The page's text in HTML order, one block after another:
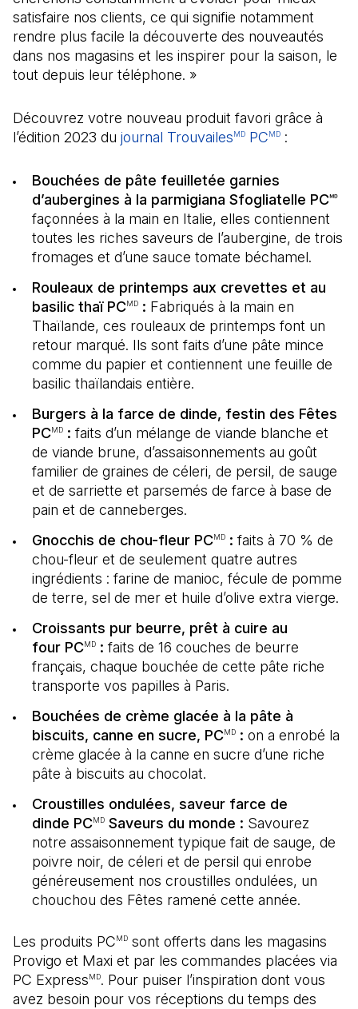
satisfaire nos clients, ce qui signifie notamment
rendre plus facile la découverte des nouveautés
dans nos magasins et les inspirer pour la saison, le
tout depuis leur téléphone. »
Découvrez votre nouveau produit favori grâce à
l’édition 2023 du journal TrouvailesMD PCMD (Il s'ouvre
:
Bouchées de pâte feuilletée garnies
d’aubergines à la parmigiana Sfogliatelle PC🅫
façonnées à la main en Italie, elles contiennent
toutes les riches saveurs de l’aubergine, de trois
fromages et d’une sauce tomate béchamel.
Rouleaux de printemps aux crevettes et au
basilic thaï PCMD : Fabriqués à la main en
Thaïlande, ces rouleaux de printemps font un
retour marqué. Ils sont faits d’une pâte mince
comme du papier et contiennent une feuille de
basilic thaïlandais entière.
Burgers à la farce de dinde, festin des Fêtes
PCMD : faits d’un mélange de viande blanche et
de viande brune, d’assaisonnements au goût
familier de graines de céleri, de persil, de sauge
et de sarriette et parsemés de farce à base de
pain et de canneberges.
Gnocchis de chou-fleur PCMD : faits à 70 % de
chou-fleur et de seulement quatre autres
ingrédients : farine de manioc, fécule de pomme
de terre, sel de mer et huile d’olive extra vierge.
Croissants pur beurre, prêt à cuire au
four PCMD : faits de 16 couches de beurre
français, chaque bouchée de cette pâte riche
transporte vos papilles à Paris.
Bouchées de crème glacée à la pâte à
biscuits, canne en sucre, PCMD : on a enrobé la
crème glacée à la canne en sucre d’une riche
pâte à biscuits au chocolat.
Croustilles ondulées, saveur farce de
dinde PCMD Saveurs du monde : Savourez
notre assaisonnement typique fait de sauge, de
poivre noir, de céleri et de persil qui enrobe
généreusement nos croustilles ondulées, un
chouchou des Fêtes ramené cette année.
Les produits PCMD sont offerts dans les magasins
Provigo et Maxi et par les commandes placées via
PC ExpressMD. Pour puiser l’inspiration dont vous
avez besoin pour vos réceptions du temps des